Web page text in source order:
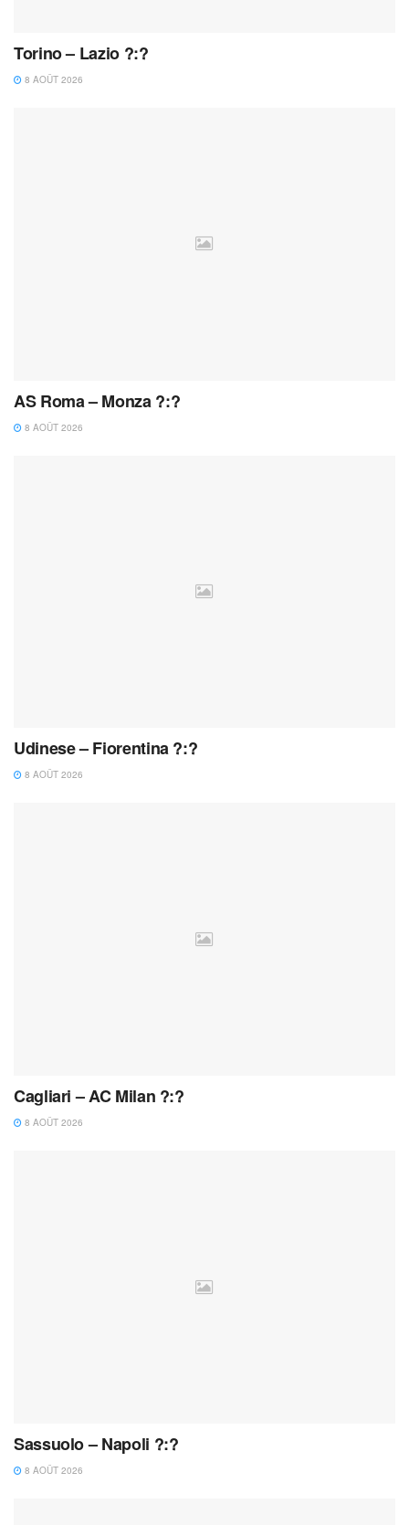
Torino – Lazio ?:?
8 AOÛT 2026
AS Roma – Monza ?:?
8 AOÛT 2026
Udinese – Fiorentina ?:?
8 AOÛT 2026
Cagliari – AC Milan ?:?
8 AOÛT 2026
Sassuolo – Napoli ?:?
8 AOÛT 2026